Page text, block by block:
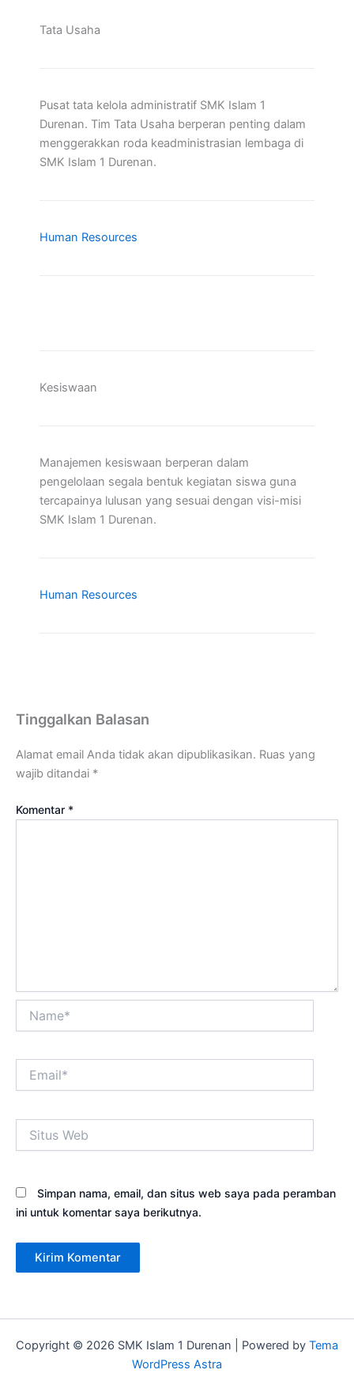
Tata Usaha
Pusat tata kelola administratif SMK Islam 1
Durenan. Tim Tata Usaha berperan penting dalam
menggerakkan roda keadministrasian lembaga di
SMK Islam 1 Durenan.
Human Resources
Kesiswaan
Manajemen kesiswaan berperan dalam
pengelolaan segala bentuk kegiatan siswa guna
tercapainya lulusan yang sesuai dengan visi-misi
SMK Islam 1 Durenan.
Human Resources
Tinggalkan Balasan
Alamat email Anda tidak akan dipublikasikan. Ruas yang
wajib ditandai *
Komentar *
Web
Simpan nama, email, dan situs web saya pada peramban
ini untuk komentar saya berikutnya.
Copyright © 2026 SMK Islam 1 Durenan | Powered by Tema
WordPress Astra